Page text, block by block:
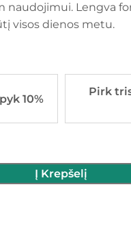
naudojimui. Lengva
visos dienos metu.
10%
Pirk
Į Krepšelį